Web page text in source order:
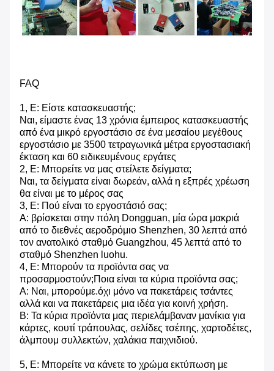
FAQ
1, Ε: Είστε κατασκευαστής;
Ναι, είμαστε ένας 13 χρόνια έμπειρος κατασκευαστής
από ένα μικρό εργοστάσιο σε ένα μεσαίου μεγέθους
εργοστάσιο με 3500 τετραγωνικά μέτρα εργοστασιακή
έκταση και 60 ειδικευμένους εργάτες
2, Ε: Μπορείτε να μας στείλετε δείγματα;
Ναι, τα δείγματα είναι δωρεάν, αλλά η εξπρές χρέωση
θα είναι με το μέρος σας
3, Ε: Πού είναι το εργοστάσιό σας;
Α: βρίσκεται στην πόλη Dongguan, μία ώρα μακριά
από το διεθνές αεροδρόμιο Shenzhen, 30 λεπτά από
τον ανατολικό σταθμό Guangzhou, 45 λεπτά από το
σταθμό Shenzhen luohu.
4, Ε: Μπορούν τα προϊόντα σας να
προσαρμοστούν;Ποια είναι τα κύρια προϊόντα σας;
Α: Ναι, μπορούμε.όχι μόνο να πακετάρεις τσάντες
αλλά και να πακετάρεις μια ιδέα για κοινή χρήση.
Β: Τα κύρια προϊόντα μας περιελάμβαναν μανίκια για
κάρτες, κουτί τράπουλας, σελίδες τσέπης, χαρτοδέτες,
άλμπουμ συλλεκτών, χαλάκια παιχνιδιού.
5, Ε: Μπορείτε να κάνετε το χρώμα εκτύπωση με